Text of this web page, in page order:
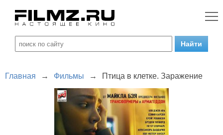
Главная → Фильмы → Птица в клетке. Заражение